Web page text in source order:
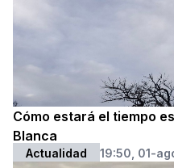
Cómo estará el tiempo
Blanca
Actualidad 19:50, 01-